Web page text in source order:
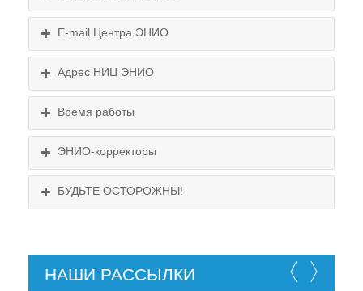
Схема проезда
Выходные:
Схема проезда
Выходные:
E-mail Центра ЭНИО
Адрес НИЦ ЭНИО
Время работы
ЭНИО-корректоры
БУДЬТЕ ОСТОРОЖНЫ!
НАШИ РАССЫЛКИ